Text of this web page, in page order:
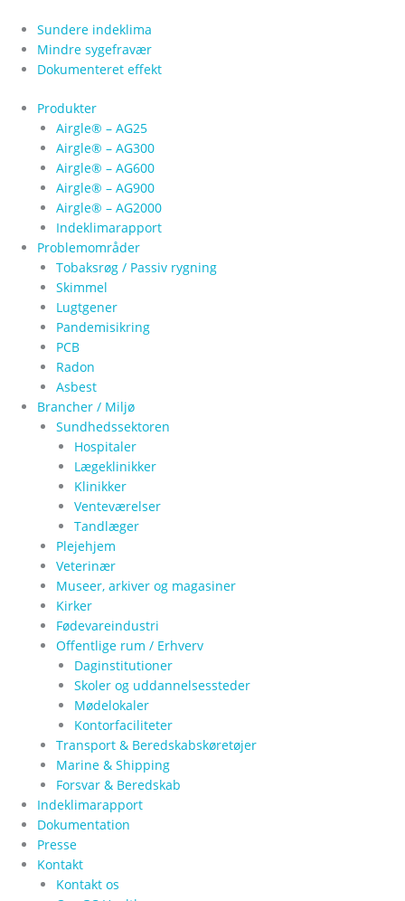
indholdet
Sundere indeklima
Mindre sygefravær
Dokumenteret effekt
Produkter
Airgle® – AG25
Airgle® – AG300
Airgle® – AG600
Airgle® – AG900
Airgle® – AG2000
Indeklimarapport
Problemområder
Tobaksrøg / Passiv rygning
Skimmel
Lugtgener
Pandemisikring
PCB
Radon
Asbest
Brancher / Miljø
Sundhedssektoren
Hospitaler
Lægeklinikker
Klinikker
Venteværelser
Tandlæger
Plejehjem
Veterinær
Museer, arkiver og magasiner
Kirker
Fødevareindustri
Offentlige rum / Erhverv
Daginstitutioner
Skoler og uddannelsessteder
Mødelokaler
Kontorfaciliteter
Transport & Beredskabskøretøjer
Marine & Shipping
Forsvar & Beredskab
Indeklimarapport
Dokumentation
Presse
Kontakt
Kontakt os